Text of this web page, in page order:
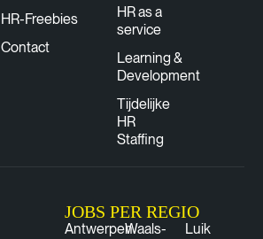
HR-Freebies
Contact
HR as a
service
Learning &
Development
Tijdelijke
HR
Staffing
JOBS PER REGIO
AntwerpenWaals-
Luik